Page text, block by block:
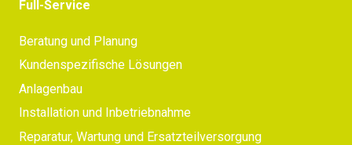
Full-Service
Beratung und Planung
Kundenspezifische Lösungen
Anlagenbau
Installation und Inbetriebnahme
Reparatur, Wartung und Ersatzteilversorgung